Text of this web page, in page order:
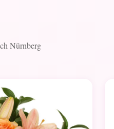
Nürnberg